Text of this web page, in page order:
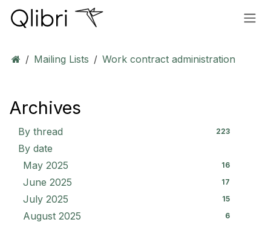
Skip to Content
Mailing Lists Work contract administration
Archives
By thread 223
By date
May 2025
16
June 2025 17
July 2025 15
August 2025 6